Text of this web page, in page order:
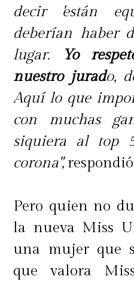
decir 'están
deberían haber
lugar.
Yo
nuestro jurado,
Aquí lo que
con muchas
siquiera al top
corona",
Pero quien no
la nueva Miss
una mujer que
que valora